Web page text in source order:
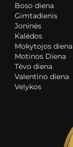
Boso diena
Gimtadienis
Joninės
Kalėdos
Mokytojos diena
Motinos Diena
Tėvo diena
Valentino diena
Velykos